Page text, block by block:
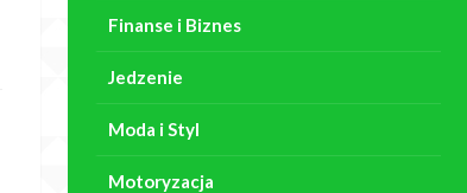
Finanse i Biznes
Jedzenie
Moda i Styl
Motoryzacja